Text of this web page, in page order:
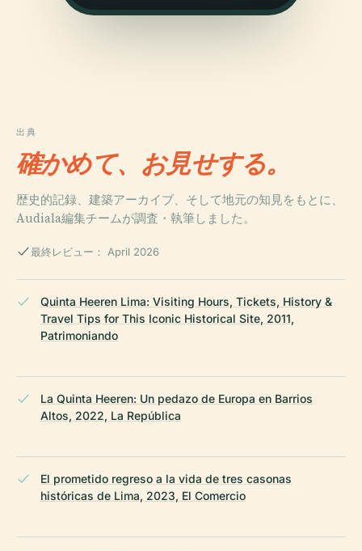
出典
確かめて、お見せする。
歴史的記録、建築アーカイブ、そして地元の知見をもとに、
Audiala編集チームが調査・執筆しました。
最終レビュー： April 2026
Quinta Heeren Lima: Visiting Hours, Tickets, History &
Travel Tips for This Iconic Historical Site, 2011,
Patrimoniando
La Quinta Heeren: Un pedazo de Europa en Barrios
Altos, 2022, La República
El prometido regreso a la vida de tres casonas
históricas de Lima, 2023, El Comercio